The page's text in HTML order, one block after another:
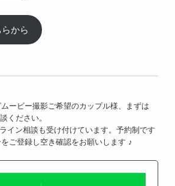
から
ービー撮影ご希望のカップル様、まずは
ください。
イン相談も受け付けています。予約制です
ご登録し空き確認をお願いします ♪